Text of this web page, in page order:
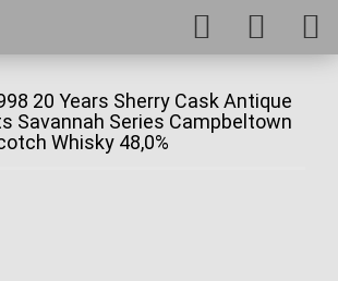
20 Years Sherry Cask Antique
Savannah Series Campbeltown
Whisky 48,0%